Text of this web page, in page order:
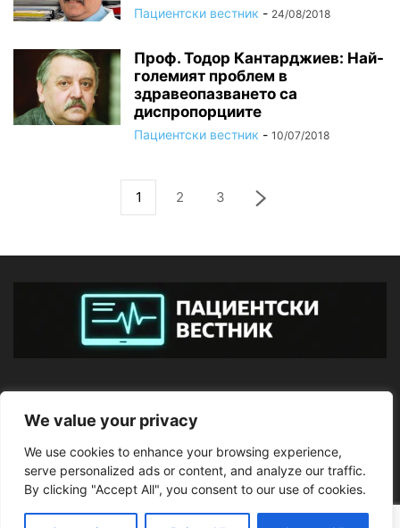
We value your privacy
We use cookies to enhance your browsing experience,
serve personalized ads or content, and analyze our traffic.
By clicking "Accept All", you consent to our use of cookies.
Пациентски вестник - 24/08/2018
Проф. Тодор Кантарджиев: Най-
големият проблем в
здравеопазването са
диспропорциите
Пациентски вестник - 10/07/2018
1 2 3
ПОСЛЕДВАЙТЕ НИ